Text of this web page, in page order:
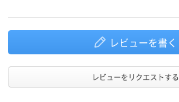
レビューを書く
レビューをリクエストする